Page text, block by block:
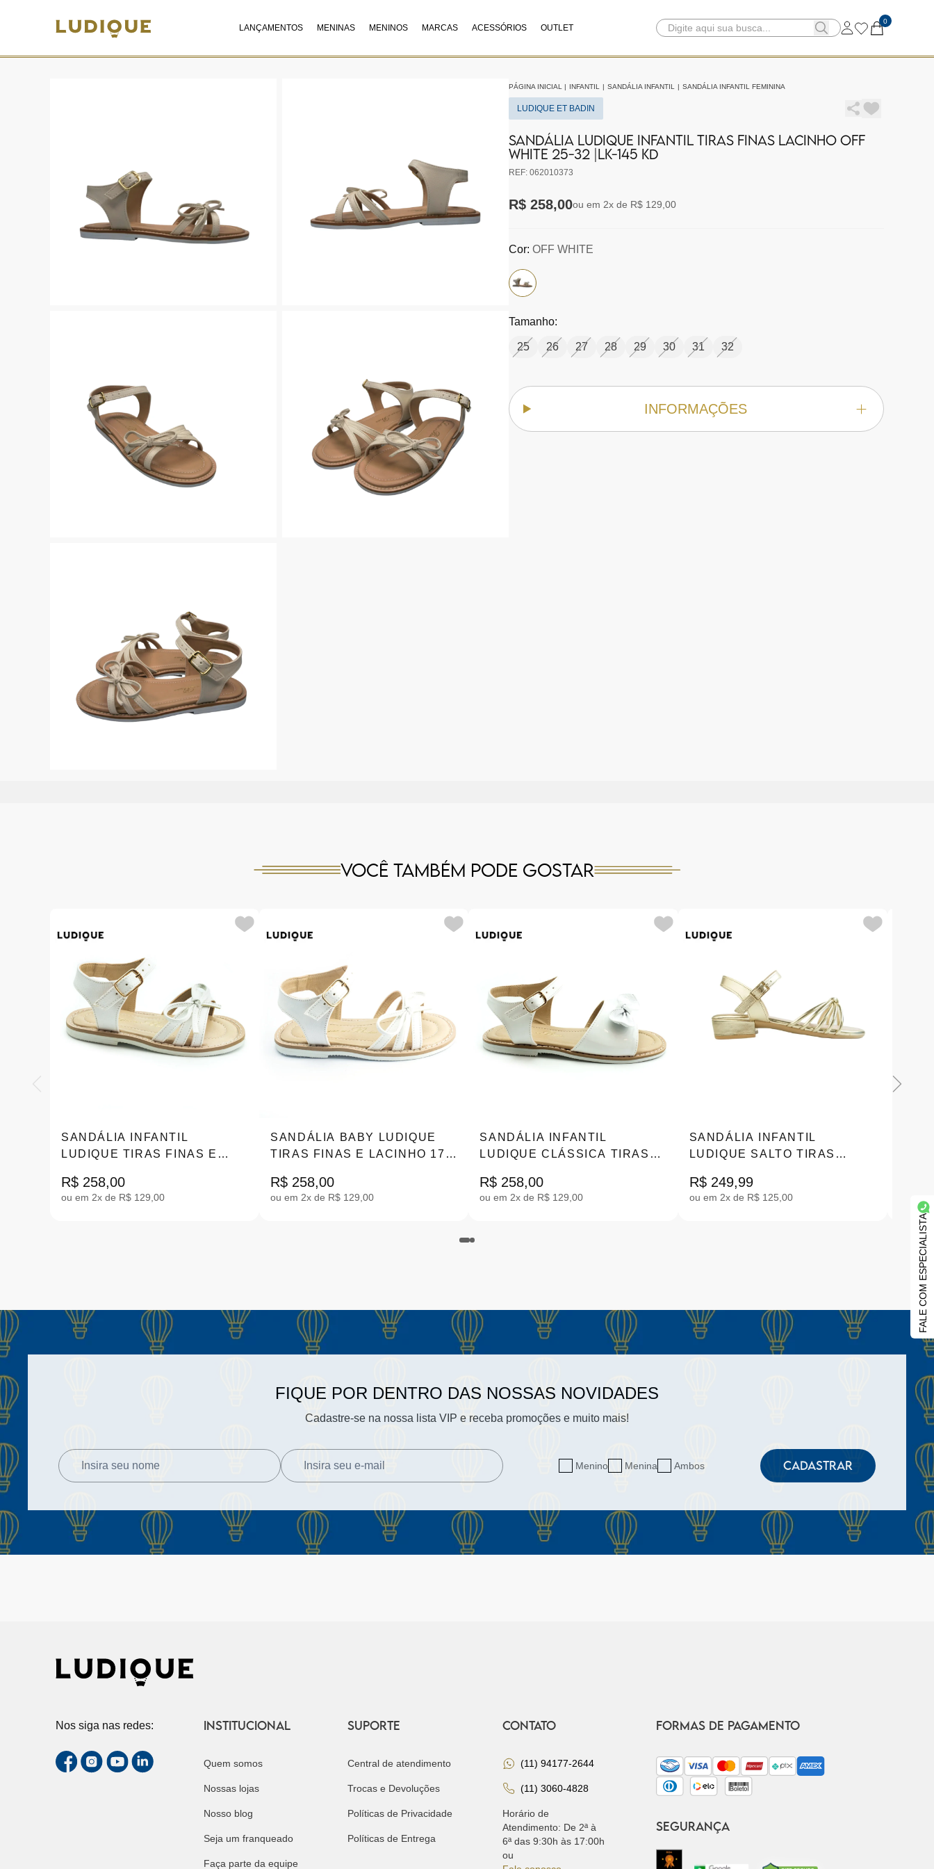
FALE COM ESPECIALISTA
LANÇAMENTOS MENINAS MENINOS MARCAS ACESSÓRIOS OUTLET
0
PÁGINA INICIAL | INFANTIL | SANDÁLIA INFANTIL | SANDÁLIA INFANTIL FEMININA
LUDIQUE ET BADIN
SANDÁLIA LUDIQUE INFANTIL TIRAS FINAS LACINHO OFF
WHITE 25-32 |LK-145 KD
REF: 062010373
R$ 258,00ou em 2x de R$ 129,00
Cor: OFF WHITE
Tamanho:
25 26 27 28 29 30 31 32
INFORMAÇÕES
Você também pode gostar
SANDÁLIA INFANTIL
LUDIQUE TIRAS FINAS E
R$ 258,00
ou em 2x de R$ 129,00
SANDÁLIA BABY LUDIQUE
TIRAS FINAS E LACINHO 17-
R$ 258,00
ou em 2x de R$ 129,00
SANDÁLIA INFANTIL
LUDIQUE CLÁSSICA TIRAS
R$ 258,00
ou em 2x de R$ 129,00
SANDÁLIA INFANTIL
LUDIQUE SALTO TIRAS
R$ 249,99
ou em 2x de R$ 125,00
FIQUE POR DENTRO DAS NOSSAS NOVIDADES
Cadastre-se na nossa lista VIP e receba promoções e muito mais!
Menino Menina Ambos CADASTRAR
Nos siga nas redes: INSTITUCIONAL
Quem somos
Nossas lojas
Nosso blog
Seja um franqueado
Faça parte da equipe
SUPORTE
Central de atendimento
Trocas e Devoluções
Políticas de Privacidade
Políticas de Entrega
CONTATO
(11) 94177-2644
(11) 3060-4828
Horário de
Atendimento: De 2ª à
6ª das 9:30h às 17:00h
ou
FORMAS DE PAGAMENTO
SEGURANÇA